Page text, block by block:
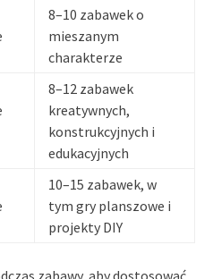
8–10 zabawek o
mieszanym
charakterze
8–12 zabawek
kreatywnych,
konstrukcyjnych i
edukacyjnych
10–15 zabawek, w
tym gry planszowe i
projekty DIY
zabawy, aby dostosować